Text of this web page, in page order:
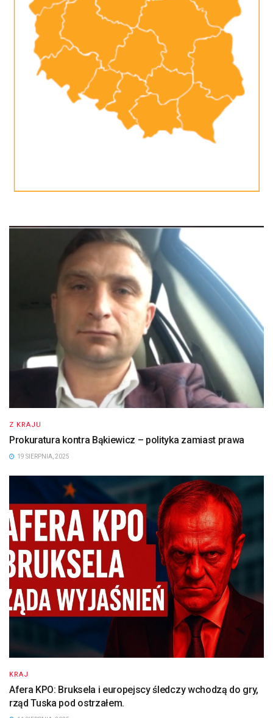
Z KRAJU
Prokuratura kontra Bąkiewicz – polityka zamiast prawa
19 SIERPNIA, 2025
KRAJ
Afera KPO: Bruksela i europejscy śledczy wchodzą do gry,
rząd Tuska pod ostrzałem.